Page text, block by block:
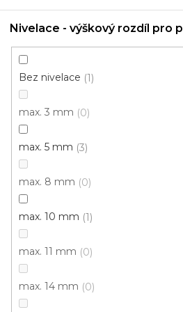
Nivelace - výškový rozdíl pro
Bez nivelace 1
max. 3 mm 0
max. 5 mm 3
max. 8 mm 0
max. 10 mm 1
max. 11 mm 0
max. 14 mm 0
mm
U vás za 3-7
Borovice šedá